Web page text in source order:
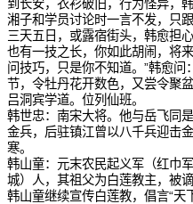
到长安，衣衫破旧，行为怪异，
湘子和学员讨论时一言不发，只
三天五日，或露宿街头，韩愈担
也有一技之长，你如此胡闹，将
问技巧，只是你不知道。”韩愈问
节，令牡丹花开数色，又尝令聚
吕洞宾学道。位列仙班。
韩世忠：南宋大将。他与岳飞同
金兵，后驻镇江曾以八千兵迎击
寒。
韩山童：元末农民起义军（红巾
城）人，其祖父为白莲教主，被
韩山童继续宣传白莲教，倡言“天